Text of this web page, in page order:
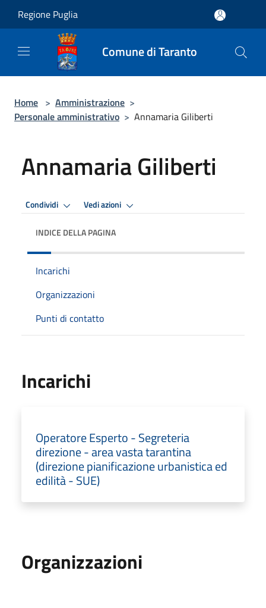
Regione Puglia
Comune di Taranto
Home > Amministrazione >
Personale amministrativo > Annamaria Giliberti
Annamaria Giliberti
Condividi Vedi azioni
INDICE DELLA PAGINA
Incarichi
Organizzazioni
Punti di contatto
Incarichi
Operatore Esperto - Segreteria
direzione - area vasta tarantina
(direzione pianificazione urbanistica ed
edilità - SUE)
Organizzazioni